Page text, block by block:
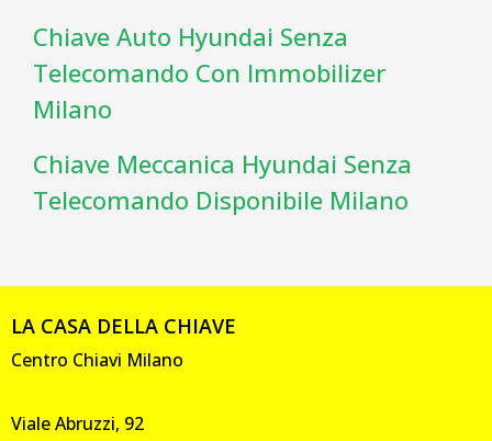
Chiave Auto Hyundai Senza
Telecomando Con Immobilizer
Milano
Chiave Meccanica Hyundai Senza
Telecomando Disponibile Milano
LA CASA DELLA CHIAVE
Centro Chiavi Milano
Viale Abruzzi, 92